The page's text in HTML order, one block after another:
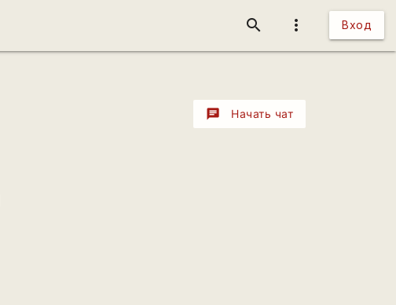
more_vert Вход
search
chat Начать чат